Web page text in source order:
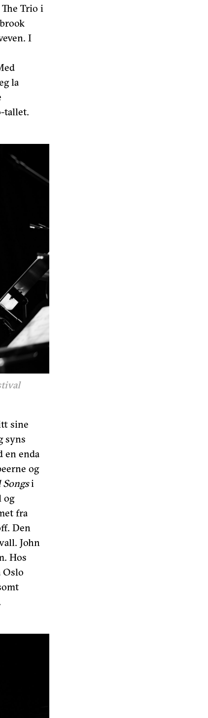
Trio i
I
la
tallet.
sine
syns
en enda
og
Songsi
og
fra
Den
John
Hos
Oslo